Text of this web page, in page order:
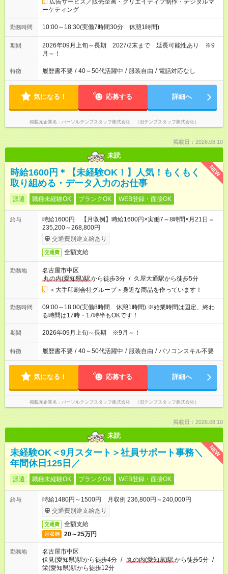
広告サービス／販売企画・クリエイティブ制作・デジタルマ
ーケティング
勤務時間 10:00～18:30(実働7時間30分 休憩1時間)
期間
2026年09月上旬～長期 2027/2末まで 延長可能性あり ※9
月～！
特徴 履歴書不要 / 40～50代活躍中 / 服装自由 / 電話対応なし
気になる！ 応募する 詳細へ
掲載元企業名 パーソルテンプスタッフ株式会社 （旧テンプスタッフ株式会社）
掲載日：2026.08.10
未読
NEW
時給1600円＊【未経験OK！】人気！もくもく
取り組める・データ入力のお仕事
派遣 職種未経験OK ブランクOK WEB登録・面接OK
給与
時給1600円 【月収例】時給1600円×実働7～8時間×月21日＝
235,200～268,800円
交通費別途支給あり
交通費 全額支給
勤務地
名古屋市中区
丸の内(愛知県)駅から徒歩3分 / 久屋大通駅から徒歩5分
＜大手印刷会社グループ＞身近な商品を作っています！
勤務時間
09:00～18:00(実働8時間 休憩1時間) ※始業時間は固定、終わ
る時間は17時・17時半もOKです！
期間 2026年09月上旬～長期 ※9月～！
特徴 履歴書不要 / 40～50代活躍中 / 服装自由 / パソコンスキル不要
気になる！ 応募する 詳細へ
掲載元企業名 パーソルテンプスタッフ株式会社 （旧テンプスタッフ株式会社）
掲載日：2026.08.10
未読
NEW
未経験OK＜9月スタート＞社員サポート事務＼
年間休日125日／
派遣 職種未経験OK ブランクOK WEB登録・面接OK
給与
時給1480円～1500円 月収例 236,800円～240,000円
交通費別途支給あり
交通費 全額支給
月収例 20～25万円
勤務地
名古屋市中区
伏見(愛知県)駅から徒歩4分 / 丸の内(愛知県)駅から徒歩5分 /
栄(愛知県)駅から徒歩12分